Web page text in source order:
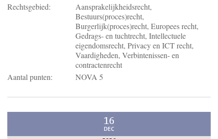
Rechtsgebied:
Aansprakelijkheidsrecht,
Bestuurs(proces)recht,
Burgerlijk(proces)recht, Europees recht,
Gedrags- en tuchtrecht, Intellectuele
eigendomsrecht, Privacy en ICT recht,
Vaardigheden, Verbintenissen- en
contractenrecht
Aantal punten:
NOVA 5
16
DEC